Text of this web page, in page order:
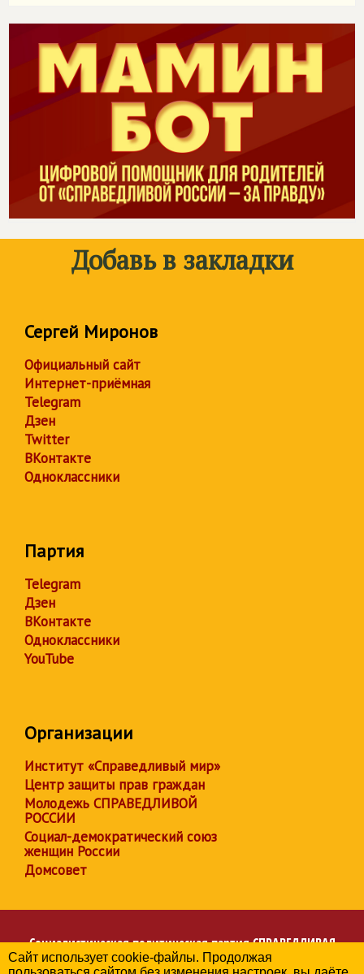
Добавь в закладки
Сергей Миронов
Официальный сайт
Интернет-приёмная
Telegram
Дзен
Twitter
ВКонтакте
Одноклассники
Партия
Telegram
Дзен
ВКонтакте
Одноклассники
YouTube
Организации
Институт «Справедливый мир»
Центр защиты прав граждан
Молодежь СПРАВЕДЛИВОЙ
РОССИИ
Социал-демократический союз
женщин России
Домсовет
Социалистическая политическая партияСПРАВЕДЛИВАЯ
РОССИЯ
Сайт использует cookie-файлы. Продолжая